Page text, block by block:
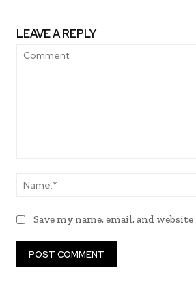
LEAVE A REPLY
Save my name, email, and